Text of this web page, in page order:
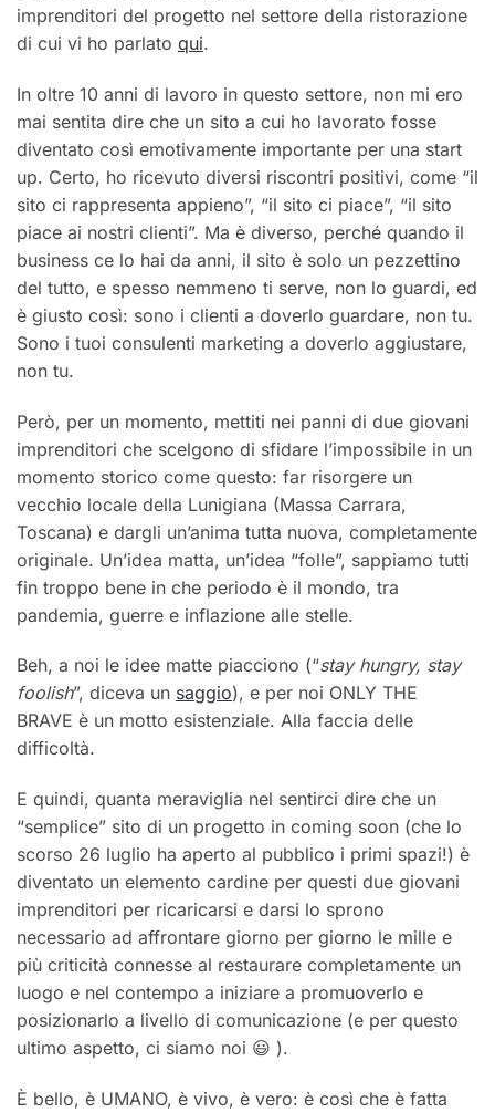
imprenditori del progetto nel settore della ristorazione
di cui vi ho parlato qui.
In oltre 10 anni di lavoro in questo settore, non mi ero
mai sentita dire che un sito a cui ho lavorato fosse
diventato così emotivamente importante per una start
up. Certo, ho ricevuto diversi riscontri positivi, come “il
sito ci rappresenta appieno”, “il sito ci piace”, “il sito
piace ai nostri clienti”. Ma è diverso, perché quando il
business ce lo hai da anni, il sito è solo un pezzettino
del tutto, e spesso nemmeno ti serve, non lo guardi, ed
è giusto così: sono i clienti a doverlo guardare, non tu.
Sono i tuoi consulenti marketing a doverlo aggiustare,
non tu.
Però, per un momento, mettiti nei panni di due giovani
imprenditori che scelgono di sfidare l’impossibile in un
momento storico come questo: far risorgere un
vecchio locale della Lunigiana (Massa Carrara,
Toscana) e dargli un’anima tutta nuova, completamente
originale. Un’idea matta, un’idea “folle”, sappiamo tutti
fin troppo bene in che periodo è il mondo, tra
pandemia, guerre e inflazione alle stelle.
Beh, a noi le idee matte piacciono (“stay hungry, stay
foolish”, diceva un saggio), e per noi ONLY THE
BRAVE è un motto esistenziale. Alla faccia delle
difficoltà.
E quindi, quanta meraviglia nel sentirci dire che un
“semplice” sito di un progetto in coming soon (che lo
scorso 26 luglio ha aperto al pubblico i primi spazi!) è
diventato un elemento cardine per questi due giovani
imprenditori per ricaricarsi e darsi lo sprono
necessario ad affrontare giorno per giorno le mille e
più criticità connesse al restaurare completamente un
luogo e nel contempo a iniziare a promuoverlo e
posizionarlo a livello di comunicazione (e per questo
ultimo aspetto, ci siamo noi 😃 ).
È bello, è UMANO, è vivo, è vero: è così che è fatta